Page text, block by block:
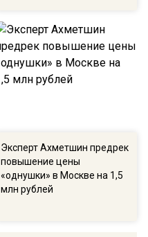
Эксперт Ахметшин предрек
повышение цены
«однушки» в Москве на 1,5
млн рублей